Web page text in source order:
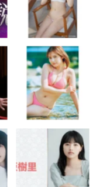
っぱいにできるよう
員の10倍くらい、そ
えるのを夢に見て、
と一緒に頑張ってい
えたらうれしいで
します」と呼びかけ
のおでまし-」
ガーの「野音、ま
いて、2回目の